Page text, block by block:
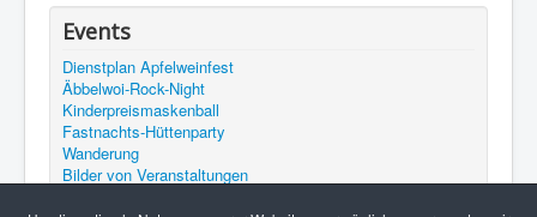
Events
Dienstplan Apfelweinfest
Äbbelwoi-Rock-Night
Kinderpreismaskenball
Fastnachts-Hüttenparty
Wanderung
Bilder von Veranstaltungen